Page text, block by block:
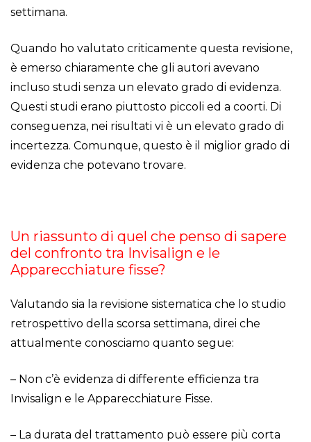
settimana.
Quando ho valutato criticamente questa revisione,
è emerso chiaramente che gli autori avevano
incluso studi senza un elevato grado di evidenza.
Questi studi erano piuttosto piccoli ed a coorti. Di
conseguenza, nei risultati vi è un elevato grado di
incertezza. Comunque, questo è il miglior grado di
evidenza che potevano trovare.
Un riassunto di quel che penso di sapere
del confronto tra Invisalign e le
Apparecchiature fisse?
Valutando sia la revisione sistematica che lo studio
retrospettivo della scorsa settimana, direi che
attualmente conosciamo quanto segue:
– Non c’è evidenza di differente efficienza tra
Invisalign e le Apparecchiature Fisse.
– La durata del trattamento può essere più corta